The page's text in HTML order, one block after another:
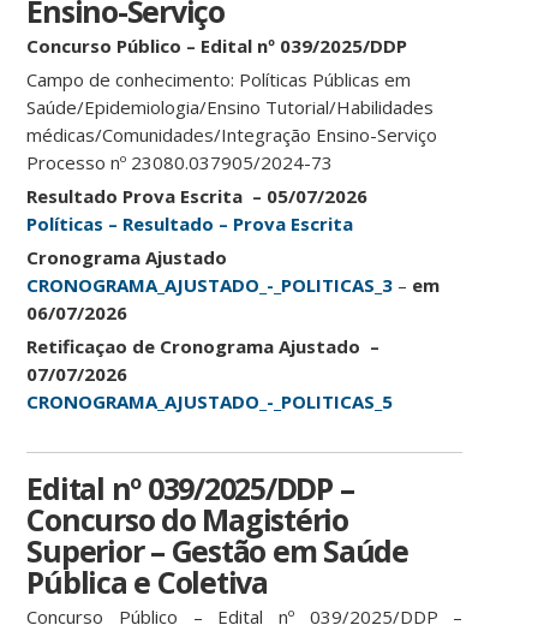
Ensino-Serviço
Concurso Público – Edital nº 039/2025/DDP
Campo de conhecimento: Políticas Públicas em
Saúde/Epidemiologia/Ensino Tutorial/Habilidades
médicas/Comunidades/Integração Ensino-Serviço
Processo nº 23080.037905/2024-73
Resultado Prova Escrita – 05/07/2026
Políticas – Resultado – Prova Escrita
Cronograma Ajustado
CRONOGRAMA_AJUSTADO_-_POLITICAS_3 – em
06/07/2026
Retificaçao de Cronograma Ajustado –
07/07/2026
CRONOGRAMA_AJUSTADO_-_POLITICAS_5
Edital nº 039/2025/DDP –
Concurso do Magistério
Superior – Gestão em Saúde
Pública e Coletiva
Concurso Público – Edital nº 039/2025/DDP –